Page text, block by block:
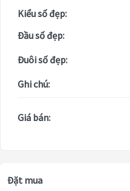
Kiểu số đẹp:
Đầu số đẹp:
Đuôi số đẹp:
Ghi chú:
Giá bán:
Đặt mua